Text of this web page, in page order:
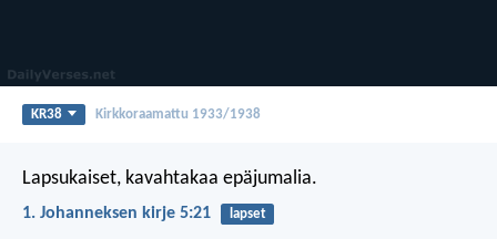
KR38 Kirkkoraamattu 1933/1938
Lapsukaiset, kavahtakaa epäjumalia.
1. Johanneksen kirje 5:21 lapset